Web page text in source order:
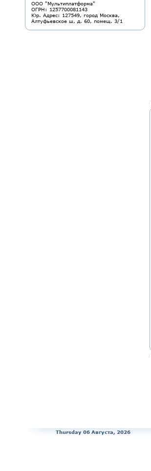
ООО "Мультиплатформа"
ОГРН: 1257700081143
Юр. Адрес: 127549, город Москва,
Алтуфьевское ш, д. 60, помещ. 3/1
Thursday 06 Августа, 2026